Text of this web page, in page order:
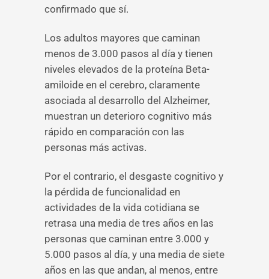
confirmado que sí.
Los adultos mayores que caminan
menos de 3.000 pasos al día y tienen
niveles elevados de la proteína Beta-
amiloide en el cerebro, claramente
asociada al desarrollo del Alzheimer,
muestran un deterioro cognitivo más
rápido en comparación con las
personas más activas.
Por el contrario, el desgaste cognitivo y
la pérdida de funcionalidad en
actividades de la vida cotidiana se
retrasa una media de tres años en las
personas que caminan entre 3.000 y
5.000 pasos al día, y una media de siete
años en las que andan, al menos, entre